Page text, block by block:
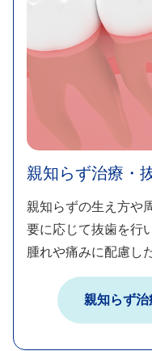
親知らず治療・
親知らずの生え方や
要に応じて抜歯を行
腫れや痛みに配慮し
親知らず